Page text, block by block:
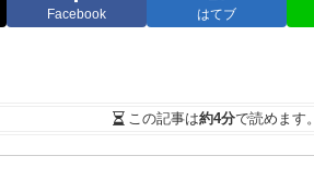
Facebook はてブ
この記事は約4分で読めます。